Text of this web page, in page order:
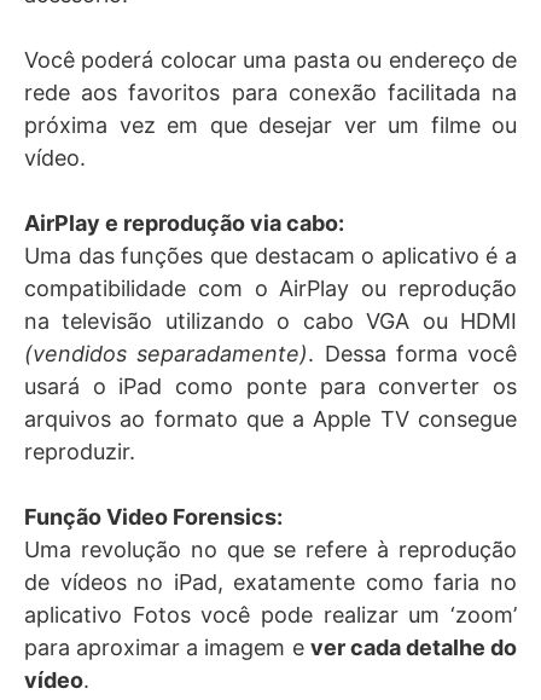
Você poderá colocar uma pasta ou endereço de
rede aos favoritos para conexão facilitada na
próxima vez em que desejar ver um filme ou
vídeo.
AirPlay e reprodução via cabo:
Uma das funções que destacam o aplicativo é a
compatibilidade com o AirPlay ou reprodução
na televisão utilizando o cabo VGA ou HDMI
(vendidos separadamente). Dessa forma você
usará o iPad como ponte para converter os
arquivos ao formato que a Apple TV consegue
reproduzir.
Função Video Forensics:
Uma revolução no que se refere à reprodução
de vídeos no iPad, exatamente como faria no
aplicativo Fotos você pode realizar um ‘zoom’
para aproximar a imagem e ver cada detalhe do
vídeo.